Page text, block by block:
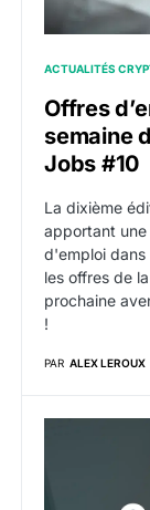
ACTUALITÉS
Offres
semaine
Jobs #10
La dixième
apportant
d'emploi
les offres de
prochaine
!
PAR ALEX LEROUX